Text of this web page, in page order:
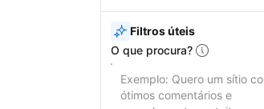
Filtros úteis
O que procura?